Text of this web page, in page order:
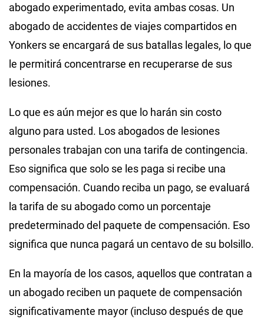
abogado experimentado, evita ambas cosas. Un
abogado de accidentes de viajes compartidos en
Yonkers se encargará de sus batallas legales, lo que
le permitirá concentrarse en recuperarse de sus
lesiones.
Lo que es aún mejor es que lo harán sin costo
alguno para usted. Los abogados de lesiones
personales trabajan con una tarifa de contingencia.
Eso significa que solo se les paga si recibe una
compensación. Cuando reciba un pago, se evaluará
la tarifa de su abogado como un porcentaje
predeterminado del paquete de compensación. Eso
significa que nunca pagará un centavo de su bolsillo.
En la mayoría de los casos, aquellos que contratan a
un abogado reciben un paquete de compensación
significativamente mayor (incluso después de que